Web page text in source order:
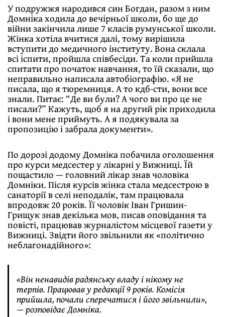
У подружжя народився син Богдан, разом з ним
Домніка ходила до вечірньої школи, бо ще до
війни закінчила лише 7 класів румунської школи.
Жінка хотіла вчитися далі, тому вирішила
вступити до медичного інституту. Вона склала
всі іспити, пройшла співбесіди. Та коли прийшла
спитати про початок навчання, то їй сказали, що
неправильно написала автобіографію. «Я не
писала, що я тюремниця. А то кдб-сти, вони все
знали. Питає: “Де ви були? А чого ви про це не
писали?” Кажуть, щоб я на другий рік приходила
і вони мене приймуть. А я подякувала за
пропозицію і забрала документи».
По дорозі додому Домніка побачила оголошення
про курси медсестер у лікарні у Вижниці. Їй
пощастило — головний лікар знав чоловіка
Домніки. Після курсів жінка стала медсестрою в
санаторії в селі неподалік, там працювала
впродовж 20 років. Її чоловік Іван Гришин-
Грищук знав декілька мов, писав оповідання та
повісті, працював журналістом місцевої газети у
Вижниці. Звідти його звільнили як «політично
неблагонадійного»:
«Він ненавидів радянську владу і нікому не
терпів. Працював у редакції 9 років. Комісія
прийшла, почали сперечатися і його звільнили»,
— розповідає Домніка.